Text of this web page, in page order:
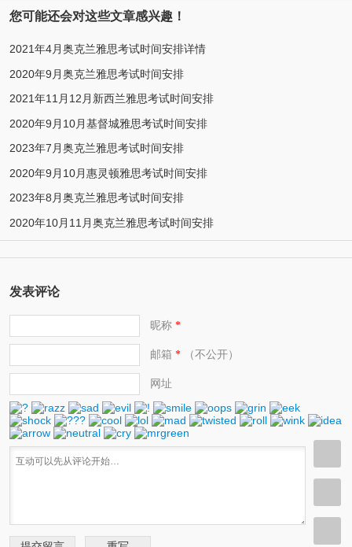
您可能还会对这些文章感兴趣！
2021年4月奥克兰雅思考试时间安排详情
2020年9月奥克兰雅思考试时间安排
2021年11月12月新西兰雅思考试时间安排
2020年9月10月基督城雅思考试时间安排
2023年7月奥克兰雅思考试时间安排
2020年9月10月惠灵顿雅思考试时间安排
2023年8月奥克兰雅思考试时间安排
2020年10月11月奥克兰雅思考试时间安排
发表评论
昵称*
邮箱 *（不公开）
网址